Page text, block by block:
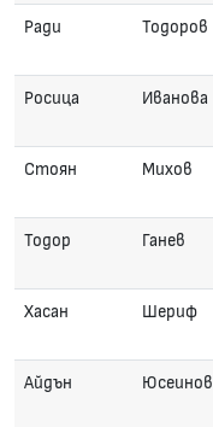
Ради Тодоров
Росица Иванова
Стоян Михов
Тодор Ганев
Хасан Шериф
Айдън Юсеинов